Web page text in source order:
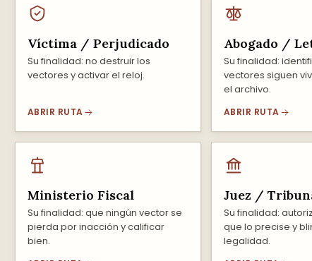
Víctima / Perjudicado
Su finalidad: no destruir los
vectores y activar el reloj.
ABRIR RUTA
Abogado /
Su finalidad:
vectores siguen
el archivo.
ABRIR RUTA
Ministerio Fiscal
Su finalidad: que ningún vector se
pierda por inacción y calificar
bien.
Juez /
Su finalidad:
que lo precise y
legalidad.